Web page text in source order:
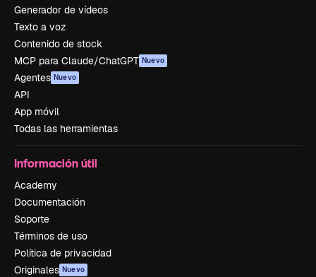
Generador de vídeos
Texto a voz
Contenido de stock
MCP para Claude/ChatGPT Nuevo
Agentes Nuevo
API
App móvil
Todas las herramientas
Información útil
Academy
Documentación
Soporte
Términos de uso
Política de privacidad
Originales Nuevo